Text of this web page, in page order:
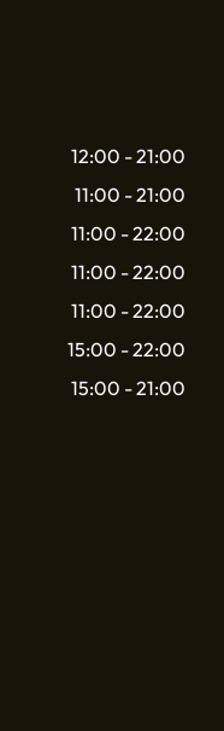
12:00 - 21:00
11:00 - 21:00
11:00 - 22:00
11:00 - 22:00
11:00 - 22:00
15:00 - 22:00
15:00 - 21:00